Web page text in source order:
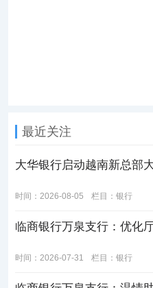
最近关注
大华银行启动越南新总部
时间：2026-08-05 栏目： 银行
临商银行万泉支行：优化
时间：2026-07-31 栏目： 银行